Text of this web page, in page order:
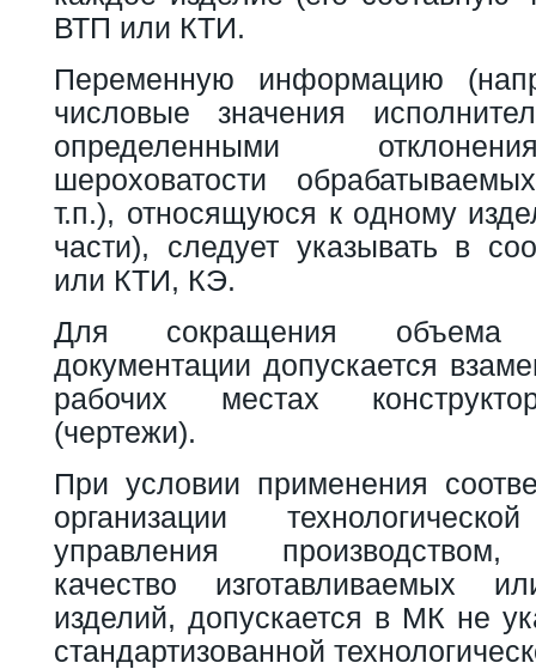
ВТП или КТИ.
Переменную информацию
числовые значения
определенными
шероховатости
т.п.), относящуюся к одному
части), следует указывать в
или КТИ, КЭ.
Для сокращения объема
документации допускается
рабочих местах
(чертежи).
При условии применения
организации
управления
качество изготавливаемых
изделий, допускается в МК не
стандартизованной